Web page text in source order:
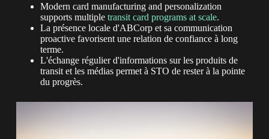
Modern card manufacturing and personalization
supports multiple transit card programs at scale.
La présence locale d'ABCorp et sa communication
proactive favorisent une relation de confiance à long
terme.
L'échange régulier d'informations sur les produits de
transit et les médias permet à STO de rester à la pointe
du progrès.